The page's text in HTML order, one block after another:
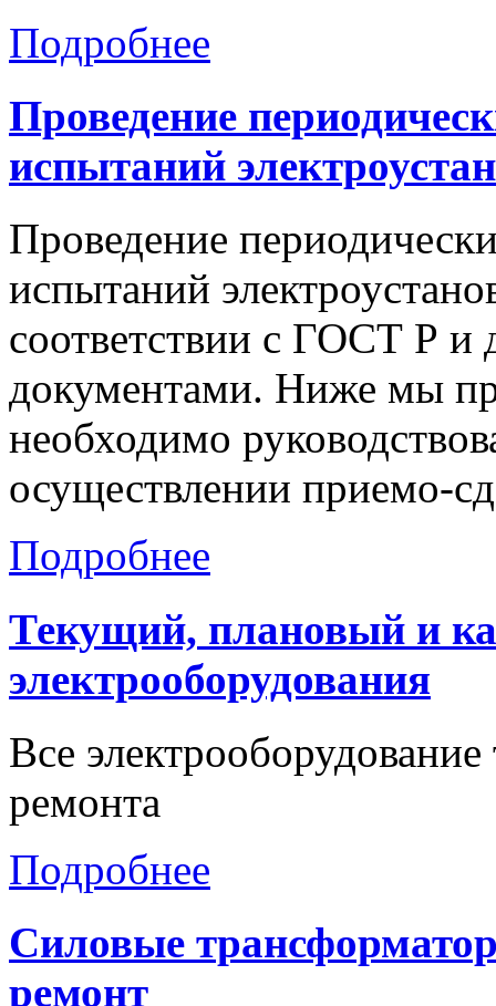
Подробнее
Проведение
испытаний
Проведение
испытаний
соответствии с ГОСТ Р
документами. Ниже мы
необходимо
осуществлении приемо-
Подробнее
Текущий, плановый и
электрооборудования
Все
ремонта
Подробнее
Силовые
ремонт